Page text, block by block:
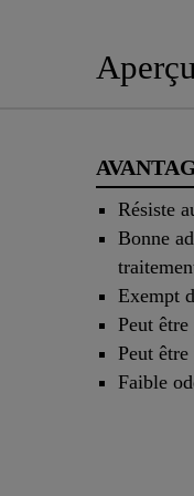
Aperçu
Résiste
Bonne
Exempt
Peut
Peut être
Faible